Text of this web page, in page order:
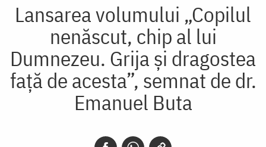
Lansarea volumului „Copilul
nenăscut, chip al lui
Dumnezeu. Grija și dragostea
față de acesta”, semnat de dr.
Emanuel Buta